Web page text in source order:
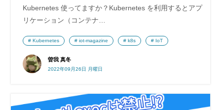
Kubernetes 使ってますか？Kubernetes を利用するとアプ
リケーション（コンテナ…
曽我 真冬
2022年09月26日 月曜日
Kubernetes iot-magazine k8s IoT